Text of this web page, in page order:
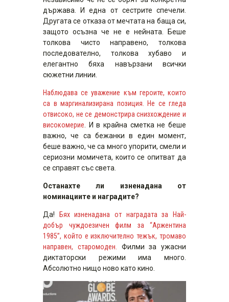
държава. И една от сестрите спечели.
Другата се отказа от мечтата на баща си,
защото осъзна че не е нейната. Беше
толкова чисто направено, толкова
последователно, толкова хубаво и
елегантно бяха навързани всички
сюжетни линии.
Наблюдава се уважение към героите, които
са в маргинализирана позиция. Не се гледа
отвисоко, не се демонстрира снизхождение и
високомерие. И в крайна сметка не беше
важно, че са бежанки в един момент,
беше важно, че са много упорити, смели и
сериозни момичета, които се опитват да
се справят със света.
Останахте ли изненадана от
номинациите и наградите?
Да!
Бях изненадана от наградата за Най-
добър чуждоезичен филм за “Аржентина
1985”, който е изключително тежък, тромаво
направен, старомоден. Филми за ужасни
диктаторски режими има много.
Абсолютно нищо ново като кино.